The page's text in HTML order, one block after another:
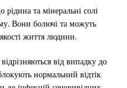
та мінеральні солі
Вони болючі та можуть
життя людини.
від випадку до
нормальний відтік